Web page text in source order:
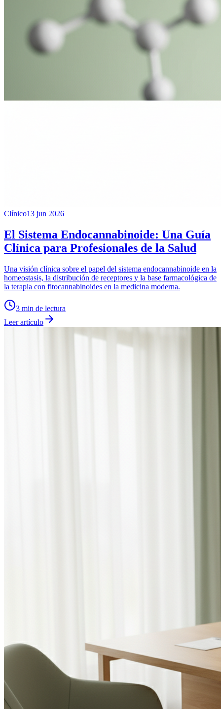
Clínico13 jun 2026
El Sistema Endocannabinoide: Una Guía
Clínica para Profesionales de la Salud
Una visión clínica sobre el papel del sistema endocannabinoide en la
homeostasis, la distribución de receptores y la base farmacológica de
la terapia con fitocannabinoides en la medicina moderna.
3 min de lectura
Leer artículo